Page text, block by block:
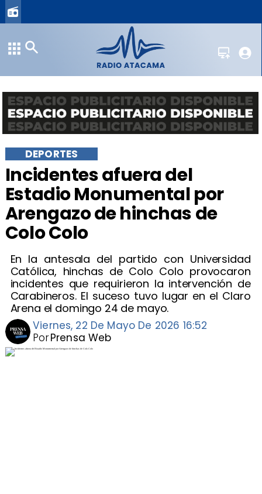
Incidentes afuera del
Estadio Monumental por
Arengazo de hinchas de
Colo Colo
En la antesala del partido con Universidad
Católica, hinchas de Colo Colo provocaron
incidentes que requirieron la intervención de
Carabineros. El suceso tuvo lugar en el Claro
Arena el domingo 24 de mayo.
DEPORTES
Viernes, 22 De Mayo De 2026 16:52
Prensa Web
Por